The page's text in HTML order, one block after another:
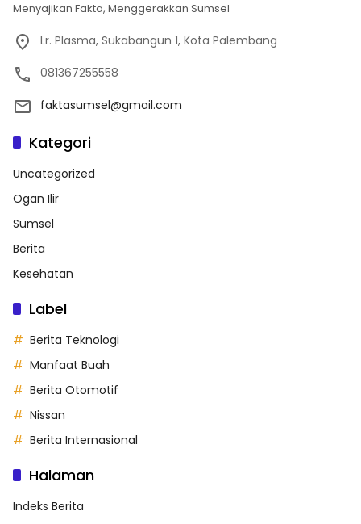
Menyajikan Fakta, Menggerakkan Sumsel
Lr. Plasma, Sukabangun 1, Kota Palembang
081367255558
faktasumsel@gmail.com
Kategori
Uncategorized
Ogan Ilir
Sumsel
Berita
Kesehatan
Label
Berita Teknologi
Manfaat Buah
Berita Otomotif
Nissan
Berita Internasional
Halaman
Indeks Berita